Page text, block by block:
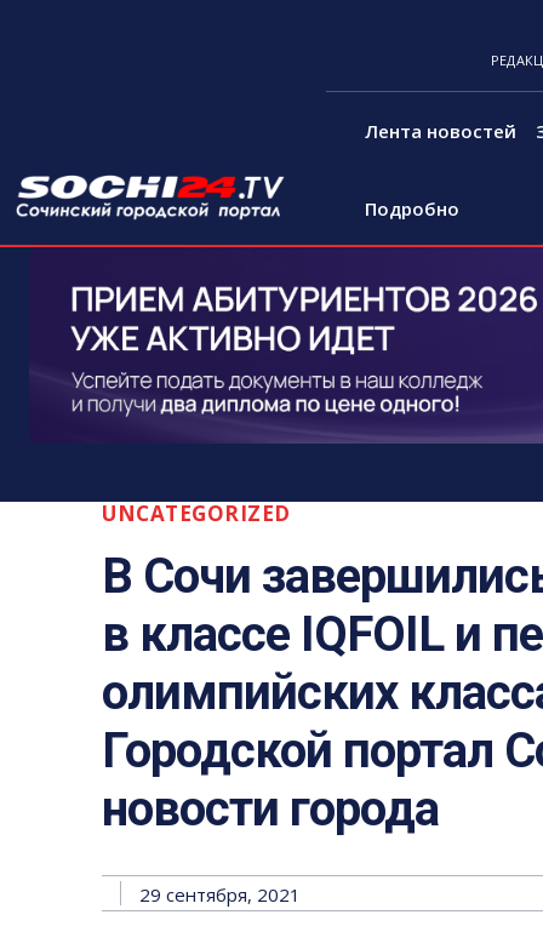
Лента новостей
Подробно
UNCATEGORIZED
В Сочи
в классе IQFOIL и
олимпийских
Городской портал
новости города
29 сентября, 2021